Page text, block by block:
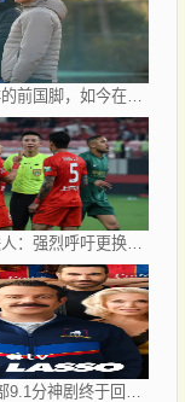
罕见！辽宁铁人：强烈呼吁更换辽宁德比主裁 屡现争议判罚